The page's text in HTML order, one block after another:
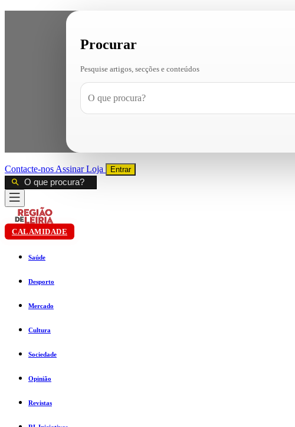
Procurar
Pesquise artigos, secções e conteúdos
Contacte-nos AssinarLoja Entrar
CALAMIDADE
Saúde
Desporto
Mercado
Cultura
Sociedade
Opinião
Revistas